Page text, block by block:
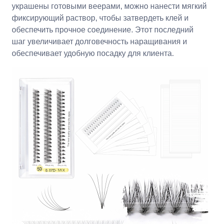
украшены готовыми веерами, можно нанести мягкий
фиксирующий раствор, чтобы затвердеть клей и
обеспечить прочное соединение. Этот последний
шаг увеличивает долговечность наращивания и
обеспечивает удобную посадку для клиента.